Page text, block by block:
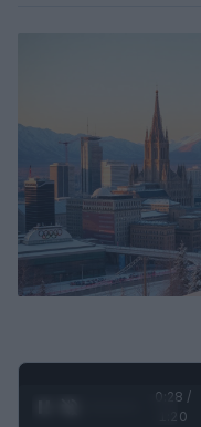
0:29 /
1:20